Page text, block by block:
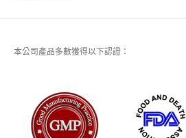
本公司產品多數獲得以下認證：